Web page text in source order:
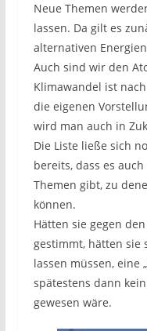
Neue Themen
lassen. Da gilt es
alternativen
Auch sind wir den
Klimawandel ist
die eigenen
wird man auch in
Die Liste ließe sich
bereits, dass es
Themen gibt, zu
können.
Hätten sie gegen
gestimmt, hätten sie
lassen müssen, eine
spätestens dann
gewesen wäre.